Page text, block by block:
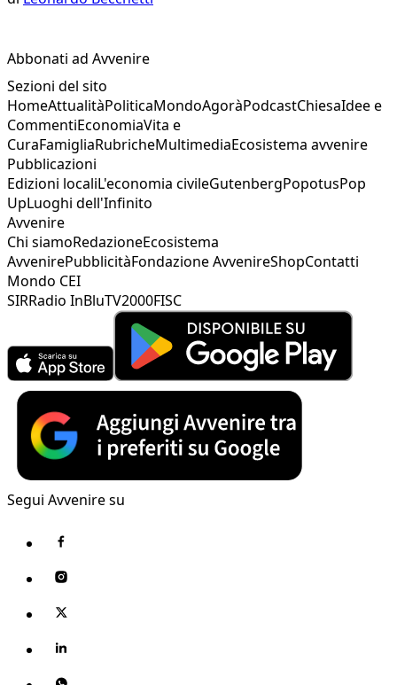
Abbonati ad Avvenire
Sezioni del sito
HomeAttualitàPoliticaMondoAgoràPodcastChiesaIdee e
CommentiEconomiaVita e
CuraFamigliaRubricheMultimediaEcosistema avvenire
Pubblicazioni
Edizioni localiL'economia civileGutenbergPopotusPop
UpLuoghi dell'Infinito
Avvenire
Chi siamoRedazioneEcosistema
AvvenirePubblicitàFondazione AvvenireShopContatti
Mondo CEI
SIRRadio InBluTV2000FISC
Segui Avvenire su